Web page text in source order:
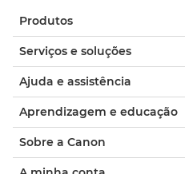
Produtos
Serviços e soluções
Ajuda e assistência
Aprendizagem e educação
Sobre a Canon